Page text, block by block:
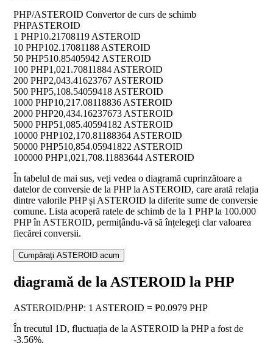
PHP/ASTEROID Convertor de curs de schimb
PHPASTEROID
1 PHP10.21708119 ASTEROID
10 PHP102.17081188 ASTEROID
50 PHP510.85405942 ASTEROID
100 PHP1,021.70811884 ASTEROID
200 PHP2,043.41623767 ASTEROID
500 PHP5,108.54059418 ASTEROID
1000 PHP10,217.08118836 ASTEROID
2000 PHP20,434.16237673 ASTEROID
5000 PHP51,085.40594182 ASTEROID
10000 PHP102,170.81188364 ASTEROID
50000 PHP510,854.05941822 ASTEROID
100000 PHP1,021,708.11883644 ASTEROID
În tabelul de mai sus, veți vedea o diagramă cuprinzătoare a
datelor de conversie de la PHP la ASTEROID, care arată relația
dintre valorile PHP și ASTEROID la diferite sume de conversie
comune. Lista acoperă ratele de schimb de la 1 PHP la 100.000
PHP în ASTEROID, permițându-vă să înțelegeți clar valoarea
fiecărei conversii.
Cumpărați ASTEROID acum
diagramă de la ASTEROID la PHP
ASTEROID/PHP: 1 ASTEROID = ₱0.0979 PHP
În trecutul 1D, fluctuația de la ASTEROID la PHP a fost de
-3.56%.